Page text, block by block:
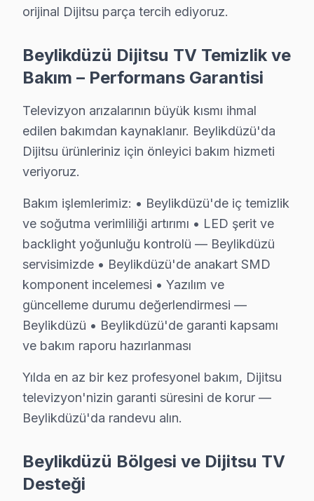
• Beylikdüzü'de WhatsApp üzerinden de destek
• Beylikdüzü'ye belirlenen saatte Dijitsu uzmanı
Beylikdüzü Yerinde Servis Detayları: Beylikdüzü'de
Akşama kadar çözüm için şimdi arayın. 0850 811 14
Beylikdüzü Dijitsu Televizyon Servisi İçin
Beylikdüzü'de Dijitsu marka televizyonunuz
Beylikdüzü Sektör Deneyimi: Beylikdüzü ve çevre
Beylikdüzü'de Profesyonel Garanti: Beylikdüzü
söz konusu model Marka Eğitimi: Dijitsu yetkili
Beylikdüzü Referansları: Beylikdüzü sakinlerinin
Akşama kadar çözüm için şimdi arayın. 0850 811 14
Uzman Dijitsu Teknisyen Ekibimiz
• Beylikdüzü'de Dijitsu Yetkili Bakım Sertifikasyonu
Beylikdüzü teknisyenlerimiz Dijitsu tarafından resmi
• Beylikdüzü'de BGA ve SMD Lehimleme Uzmanlığı
• Yazılım ve Firmware Yükseltmesi
Wi-Fi bağlantı sorunlarından fabrika ayarları
orijinal Dijitsu parça tercih ediyoruz.
Beylikdüzü Dijitsu TV Temizlik ve
Bakım – Performans Garantisi
Televizyon arızalarının büyük kısmı ihmal
edilen bakımdan kaynaklanır. Beylikdüzü'da
Dijitsu ürünleriniz için önleyici bakım hizmeti
veriyoruz.
Bakım işlemlerimiz: • Beylikdüzü'de iç temizlik
ve soğutma verimliliği artırımı • LED şerit ve
backlight yoğunluğu kontrolü — Beylikdüzü
servisimizde • Beylikdüzü'de anakart SMD
komponent incelemesi • Yazılım ve
güncelleme durumu değerlendirmesi —
Beylikdüzü • Beylikdüzü'de garanti kapsamı
ve bakım raporu hazırlanması
Yılda en az bir kez profesyonel bakım, Dijitsu
televizyon'nizin garanti süresini de korur —
Beylikdüzü'da randevu alın.
Beylikdüzü Bölgesi ve Dijitsu TV
Desteği